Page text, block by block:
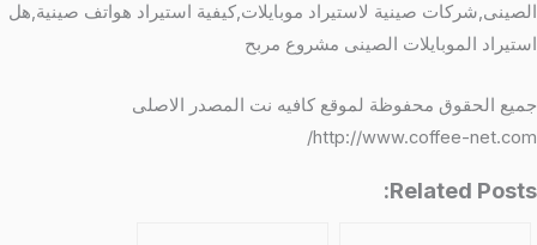
الصينى,شركات صينية لاستيراد موبايلات,كيفية استيراد هواتف صينية,هل
استيراد الموبايلات الصينى مشروع مربح
جميع الحقوق محفوظة لموقع كافيه نت المصدر الاصلى
http://www.coffee-net.com/
Related Posts: